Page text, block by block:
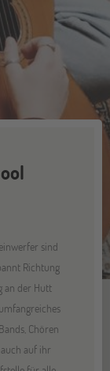
sind
Richtung
an der Hutt
Chören
auf ihr